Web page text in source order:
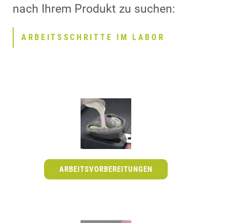
nach Ihrem Produkt zu suchen:
ARBEITSSCHRITTE IM LABOR
ARBEITSVORBEREITUNGEN